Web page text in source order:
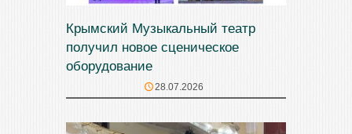
Крымский Музыкальный театр
получил новое сценическое
оборудование
28.07.2026